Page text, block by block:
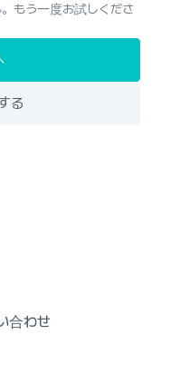
もう一度お試しくださ
る
合わせ